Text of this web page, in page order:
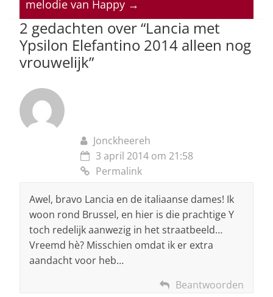
p o
k
melodie van Happy →
2 gedachten over “Lancia met
Ypsilon Elefantino 2014 alleen nog
vrouwelijk”
Jonckheereh
3 april 2014 om 21:58
Permalink
Awel, bravo Lancia en de italiaanse dames! Ik
woon rond Brussel, en hier is die prachtige Y
toch redelijk aanwezig in het straatbeeld…
Vreemd hè? Misschien omdat ik er extra
aandacht voor heb…
Beantwoorden